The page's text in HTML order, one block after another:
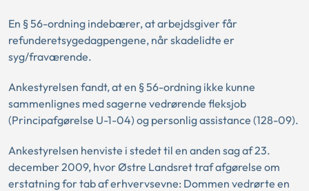
En § 56-ordning indebærer, at arbejdsgiver får
refunderetsygedagpengene, når skadelidte er
syg/fraværende.
Ankestyrelsen fandt, at en § 56-ordning ikke kunne
sammenlignes med sagerne vedrørende fleksjob
(Principafgørelse U-1-04) og personlig assistance (128-09).
Ankestyrelsen henviste i stedet til en anden sag af 23.
december 2009, hvor Østre Landsret traf afgørelse om
erstatning for tab af erhvervsevne: Dommen vedrørte en